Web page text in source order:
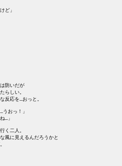
ど」
防いだが
らしい。
反応を…おっと。
うおっ！」
…」
く二人。
風に見えるんだろうかと